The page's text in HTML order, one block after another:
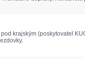
krajským (poskytovatel